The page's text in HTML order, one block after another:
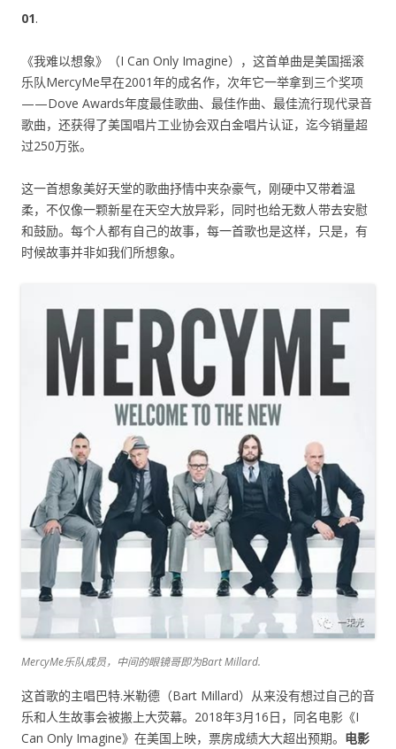
01.
《我难以想象》（I Can Only Imagine），这首单曲是美国摇滚
乐队MercyMe早在2001年的成名作，次年它一举拿到三个奖项
——Dove Awards年度最佳歌曲、最佳作曲、最佳流行现代录音
歌曲，还获得了美国唱片工业协会双白金唱片认证，迄今销量超
过250万张。
这一首想象美好天堂的歌曲抒情中夹杂豪气，刚硬中又带着温
柔，不仅像一颗新星在天空大放异彩，同时也给无数人带去安慰
和鼓励。每个人都有自己的故事，每一首歌也是这样，只是，有
时候故事并非如我们所想象。
MercyMe乐队成员，中间的眼镜哥即为Bart Millard.
这首歌的主唱巴特.米勒德（Bart Millard）从来没有想过自己的音
乐和人生故事会被搬上大荧幕。2018年3月16日，同名电影《I
Can Only Imagine》在美国上映，票房成绩大大超出预期。 电影